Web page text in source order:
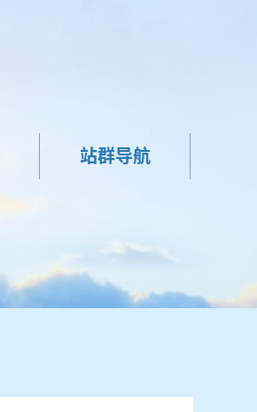
站群导航